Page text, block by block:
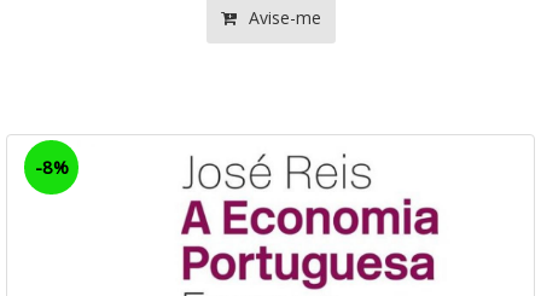
Avise-me
-8%